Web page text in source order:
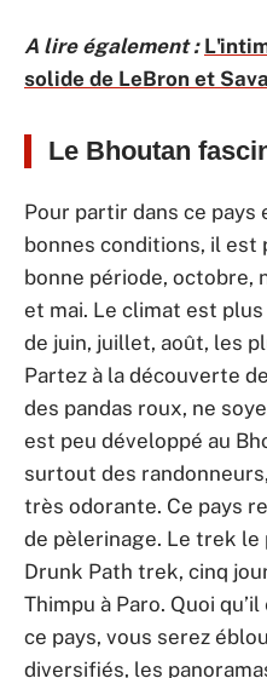
A lire également :
solide de LeBron et
Le Bhoutan
Pour partir dans ce pays
bonnes conditions, il
bonne période, octobre,
et mai. Le climat est
de juin, juillet, août, les
Partez à la découverte
des pandas roux, ne
est peu développé au
surtout des
très odorante. Ce pays
de pèlerinage. Le trek
Drunk Path trek, cinq
Thimpu à Paro. Quoi
ce pays, vous serez
diversifiés, les